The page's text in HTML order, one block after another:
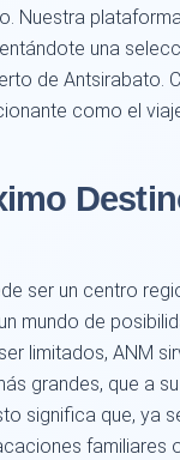
Nuestra
una
de Antsirabato.
como el
ser un centro
mundo de
limitados, ANM
grandes, que a
significa que, ya
familiares